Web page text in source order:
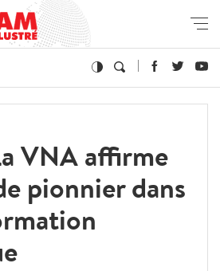
VNA affirme
pionnier dans